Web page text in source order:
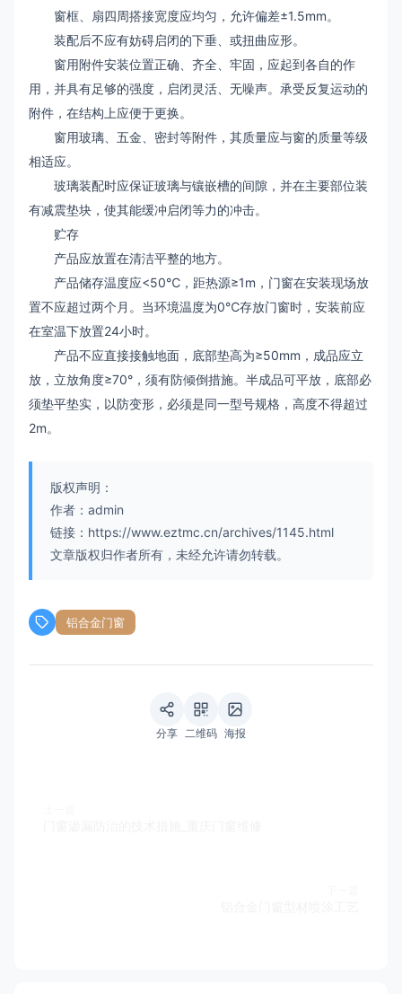
窗框、扇四周搭接宽度应均匀，允许偏差±1.5mm。
装配后不应有妨碍启闭的下垂、或扭曲应形。
窗用附件安装位置正确、齐全、牢固，应起到各自的作
用，并具有足够的强度，启闭灵活、无噪声。承受反复运动的
附件，在结构上应便于更换。
窗用玻璃、五金、密封等附件，其质量应与窗的质量等级
相适应。
玻璃装配时应保证玻璃与镶嵌槽的间隙，并在主要部位装
有减震垫块，使其能缓冲启闭等力的冲击。
贮存
产品应放置在清洁平整的地方。
产品储存温度应<50℃，距热源≥1m，门窗在安装现场放
置不应超过两个月。当环境温度为0℃存放门窗时，安装前应
在室温下放置24小时。
产品不应直接接触地面，底部垫高为≥50mm，成品应立
放，立放角度≥70°，须有防倾倒措施。半成品可平放，底部必
须垫平垫实，以防变形，必须是同一型号规格，高度不得超过
2m。
版权声明：
作者：admin
链接：https://www.eztmc.cn/archives/1145.html
文章版权归作者所有，未经允许请勿转载。
铝合金门窗
分享 二维码 海报